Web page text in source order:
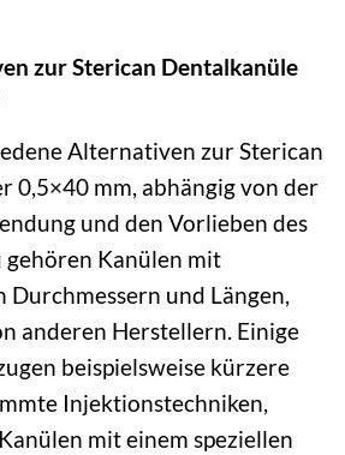
zur Sterican Dentalkanüle
Alternativen zur Sterican
0,5×40 mm, abhängig von der
und den Vorlieben des
gehören Kanülen mit
und Längen,
anderen Herstellern. Einige
beispielsweise kürzere
Injektionstechniken,
mit einem speziellen